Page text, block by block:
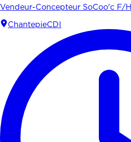
Vendeur-Concepteur SoCoo'c F/H
ChantepieCDI